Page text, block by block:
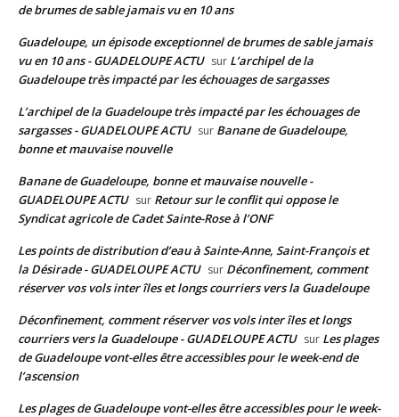
de brumes de sable jamais vu en 10 ans
Guadeloupe, un épisode exceptionnel de brumes de sable jamais
vu en 10 ans - GUADELOUPE ACTU sur L’archipel de la
Guadeloupe très impacté par les échouages de sargasses
L’archipel de la Guadeloupe très impacté par les échouages de
sargasses - GUADELOUPE ACTU sur Banane de Guadeloupe,
bonne et mauvaise nouvelle
Banane de Guadeloupe, bonne et mauvaise nouvelle -
GUADELOUPE ACTU sur Retour sur le conflit qui oppose le
Syndicat agricole de Cadet Sainte-Rose à l’ONF
Les points de distribution d’eau à Sainte-Anne, Saint-François et
la Désirade - GUADELOUPE ACTU sur Déconfinement, comment
réserver vos vols inter îles et longs courriers vers la Guadeloupe
Déconfinement, comment réserver vos vols inter îles et longs
courriers vers la Guadeloupe - GUADELOUPE ACTU sur Les plages
de Guadeloupe vont-elles être accessibles pour le week-end de
l’ascension
Les plages de Guadeloupe vont-elles être accessibles pour le week-